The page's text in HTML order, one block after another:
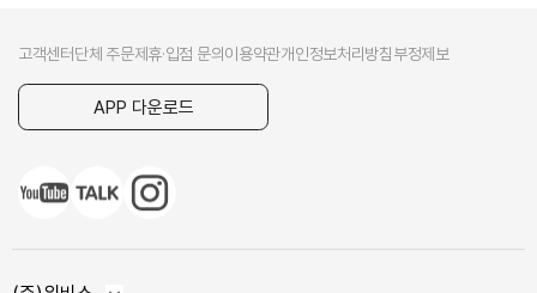
고객센터단체 주문제휴·입점 문의이용약관개인정보처리방침부정제보
APP 다운로드